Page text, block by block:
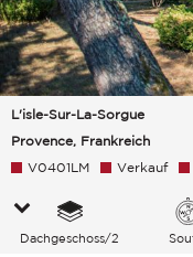
L'isle-Sur-La-Sorgue
Provence, Frankreich
V0401LM Verkauf
Dachgeschoss/2